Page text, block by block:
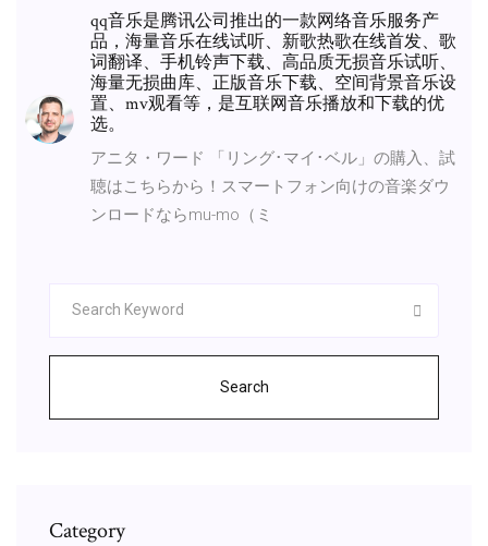
qq音乐是腾讯公司推出的一款网络音乐服务产
品，海量音乐在线试听、新歌热歌在线首发、歌
词翻译、手机铃声下载、高品质无损音乐试听、
海量无损曲库、正版音乐下载、空间背景音乐设
置、mv观看等，是互联网音乐播放和下载的优
选。
アニタ・ワード 「リング･マイ･ベル」の購入、試
聴はこちらから！スマートフォン向けの音楽ダウ
ンロードならmu-mo（ミ
Search
Category